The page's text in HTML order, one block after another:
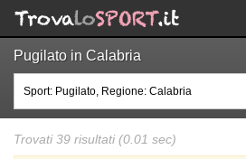
Pugilato in Calabria
Trovati 39 risultati (0.01 sec)